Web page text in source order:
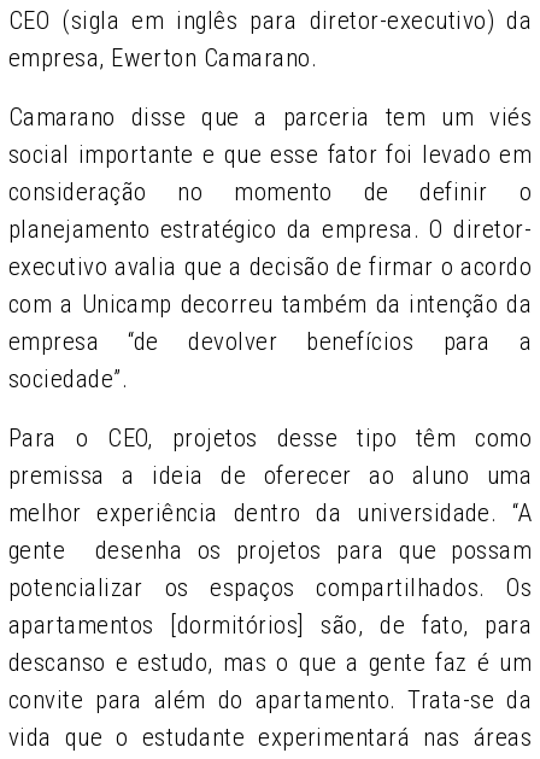
CEO (sigla em inglês para diretor-executivo) da
empresa, Ewerton Camarano.
Camarano disse que a parceria tem um viés
social importante e que esse fator foi levado em
consideração no momento de definir o
planejamento estratégico da empresa. O diretor-
executivo avalia que a decisão de firmar o acordo
com a Unicamp decorreu também da intenção da
empresa “de devolver benefícios para a
sociedade”.
Para o CEO, projetos desse tipo têm como
premissa a ideia de oferecer ao aluno uma
melhor experiência dentro da universidade. “A
gente desenha os projetos para que possam
potencializar os espaços compartilhados. Os
apartamentos [dormitórios] são, de fato, para
descanso e estudo, mas o que a gente faz é um
convite para além do apartamento. Trata-se da
vida que o estudante experimentará nas áreas